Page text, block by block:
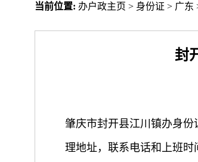
当前位置: 办户政主页 > 身份证 > 广东
封
肇庆市封开县江川镇办身
理地址，联系电话和上班时